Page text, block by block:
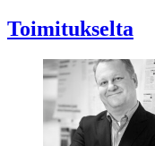
Toimitukselta